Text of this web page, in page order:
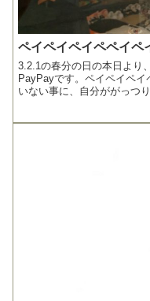
ペイペイペイペペイペ
3.2.1の春分の日の本日より
PayPayです。ペイペイペ
いない事に、自分ががっつ